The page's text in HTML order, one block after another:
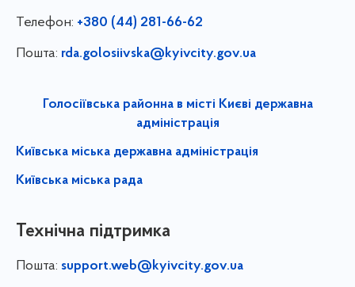
Телефон: +380 (44) 281-66-62
Пошта: rda.golosiivska@kyivcity.gov.ua
Голосіївська районна в місті Києві державна
адміністрація
Київська міська державна адміністрація
Київська міська рада
Технічна підтримка
Пошта: support.web@kyivcity.gov.ua